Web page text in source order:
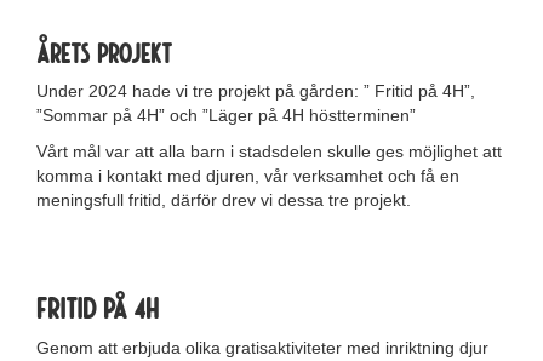
Årets projekt
Under 2024 hade vi tre projekt på gården: ” Fritid på 4H”,
”Sommar på 4H” och ”Läger på 4H höstterminen”
Vårt mål var att alla barn i stadsdelen skulle ges möjlighet att
komma i kontakt med djuren, vår verksamhet och få en
meningsfull fritid, därför drev vi dessa tre projekt.
Fritid på 4H
Genom att erbjuda olika gratisaktiviteter med inriktning djur